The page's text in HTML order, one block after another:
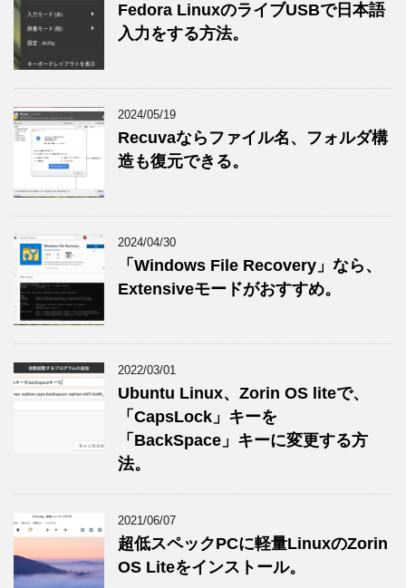
Fedora LinuxのライブUSBで日本語
入力をする方法。
2024/05/19
Recuvaならファイル名、フォルダ構
造も復元できる。
2024/04/30
「Windows File Recovery」なら、
Extensiveモードがおすすめ。
2022/03/01
Ubuntu Linux、Zorin OS liteで、
「CapsLock」キーを
「BackSpace」キーに変更する方
法。
2021/06/07
超低スペックPCに軽量LinuxのZorin
OS Liteをインストール。